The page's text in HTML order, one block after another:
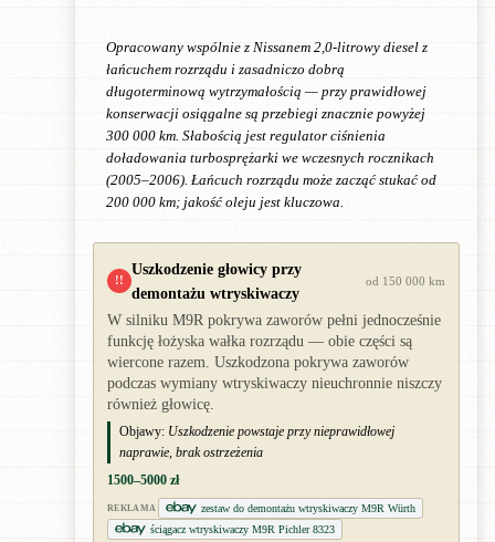
Opracowany wspólnie z Nissanem 2,0-litrowy diesel z
łańcuchem rozrządu i zasadniczo dobrą
długoterminową wytrzymałością — przy prawidłowej
konserwacji osiągalne są przebiegi znacznie powyżej
300 000 km. Słabością jest regulator ciśnienia
doładowania turbosprężarki we wczesnych rocznikach
(2005–2006). Łańcuch rozrządu może zacząć stukać od
200 000 km; jakość oleju jest kluczowa.
!!
Uszkodzenie głowicy przy
demontażu wtryskiwaczy
od 150 000 km
W silniku M9R pokrywa zaworów pełni jednocześnie
funkcję łożyska wałka rozrządu — obie części są
wiercone razem. Uszkodzona pokrywa zaworów
podczas wymiany wtryskiwaczy nieuchronnie niszczy
również głowicę.
Objawy: Uszkodzenie powstaje przy nieprawidłowej
naprawie, brak ostrzeżenia
1500–5000 zł
REKLAMA
zestaw do demontażu wtryskiwaczy M9R Würth
ściągacz wtryskiwaczy M9R Pichler 8323